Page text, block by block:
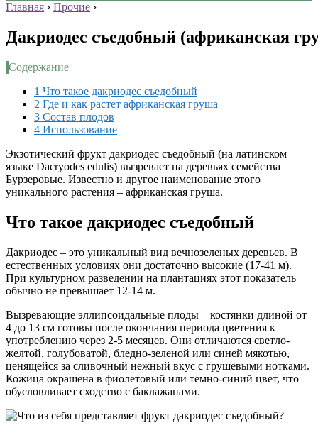
Главная › Прочие ›
Дакриодес съедобный (африканская
Содержание
1 Что такое дакриодес съедобный
2 Где и как растет африканская груша
3 Состав плодов
4 Использование
Экзотический фрукт дакриодес съедобный (на латинском
языке Dacryodes edulis) вызревает на деревьях семейства
Бурзеровые. Известно и другое наименование этого
уникального растения – африканская груша.
Что такое дакриодес съедобный
Дакриодес – это уникальный вид вечнозеленых деревьев. В
естественных условиях они достаточно высокие (17-41 м).
При культурном разведении на плантациях этот показатель
обычно не превышает 12-14 м.
Вызревающие эллипсоидальные плоды – костянки длиной от
4 до 13 см готовы после окончания периода цветения к
употреблению через 2-5 месяцев. Они отличаются светло-
желтой, голубоватой, бледно-зеленой или синей мякотью,
ценящейся за сливочный нежный вкус с грушевыми нотками.
Кожица окрашена в фиолетовый или темно-синий цвет, что
обусловливает сходство с баклажанами.